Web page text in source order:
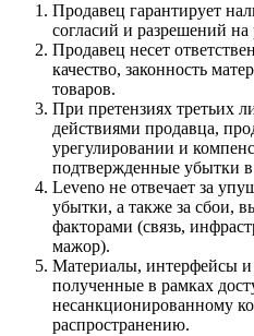
Продавец гарантирует
согласий и разрешений
Продавец несет
качество, законность
товаров.
При претензиях третьих
действиями продавца,
урегулировании и
подтвержденные убытки в
Leveno не отвечает за
убытки, а также за сбои,
факторами (связь,
мажор).
Материалы, интерфейсы
полученные в рамках
несанкционированному
распространению.